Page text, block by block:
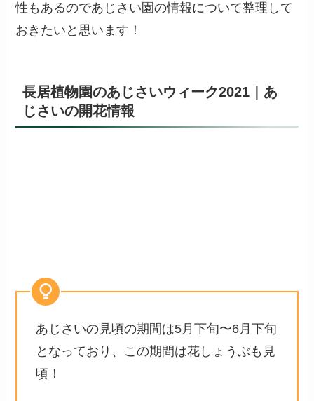
性もあるのであじさい園の情報について整理して
おきたいと思います！
長居植物園のあじさいウィーク2021｜あ
じさいの開花情報
あじさいの見頃の期間は5月下旬〜6月下旬
となっており、この期間は花しょうぶも見
頃！